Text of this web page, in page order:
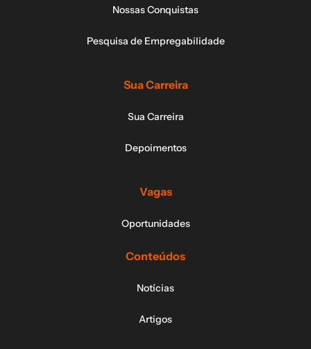
Nossas Conquistas
Pesquisa de Empregabilidade
Sua Carreira
Sua Carreira
Depoimentos
Vagas
Oportunidades
Conteúdos
Notícias
Artigos